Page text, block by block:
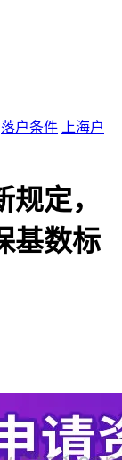
落户条件
上海户
定，
基数标